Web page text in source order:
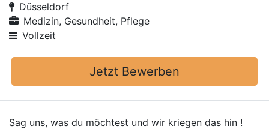
Düsseldorf
Medizin, Gesundheit, Pflege
Vollzeit
Jetzt Bewerben
Sag uns, was du möchtest und wir kriegen das hin !